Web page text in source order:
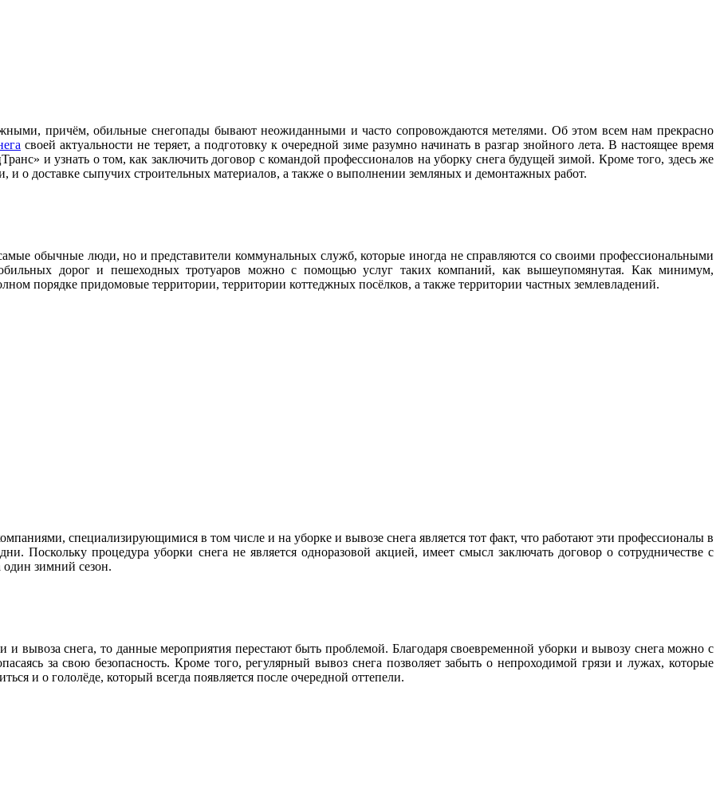
причём, обильные снегопады бывают неожиданными и часто сопровождаются метелями. Об этом всем нам прекрасно
своей актуальности не теряет, а подготовку к очередной зиме разумно начинать в разгар знойного лета. В настоящее время
и узнать о том, как заключить договор с командой профессионалов на уборку снега будущей зимой. Кроме того, здесь же
и о доставке сыпучих строительных материалов, а также о выполнении земляных и демонтажных работ.
обычные люди, но и представители коммунальных служб, которые иногда не справляются со своими профессиональными
дорог и пешеходных тротуаров можно с помощью услуг таких компаний, как вышеупомянутая. Как минимум,
порядке придомовые территории, территории коттеджных посёлков, а также территории частных землевладений.
специализирующимися в том числе и на уборке и вывозе снега является тот факт, что работают эти профессионалы в
Поскольку процедура уборки снега не является одноразовой акцией, имеет смысл заключать договор о сотрудничестве с
зимний сезон.
вывоза снега, то данные мероприятия перестают быть проблемой. Благодаря своевременной уборки и вывозу снега можно с
за свою безопасность. Кроме того, регулярный вывоз снега позволяет забыть о непроходимой грязи и лужах, которые
и о гололёде, который всегда появляется после очередной оттепели.